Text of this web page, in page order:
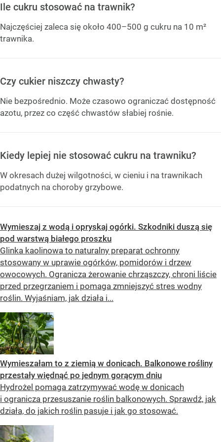
Ile cukru stosować na trawnik?
Najczęściej zaleca się około 400–500 g cukru na 10 m²
trawnika.
Czy cukier niszczy chwasty?
Nie bezpośrednio. Może czasowo ograniczać dostępność
azotu, przez co część chwastów słabiej rośnie.
Kiedy lepiej nie stosować cukru na trawniku?
W okresach dużej wilgotności, w cieniu i na trawnikach
podatnych na choroby grzybowe.
Wymieszaj z wodą i opryskaj ogórki. Szkodniki duszą się
pod warstwą białego proszku
Glinka kaolinowa to naturalny preparat ochronny
stosowany w uprawie ogórków, pomidorów i drzew
owocowych. Ogranicza żerowanie chrząszczy, chroni liście
przed przegrzaniem i pomaga zmniejszyć stres wodny
roślin. Wyjaśniam, jak działa i...
Wymieszałam to z ziemią w donicach. Balkonowe rośliny
przestały więdnąć po jednym gorącym dniu
Hydrożel pomaga zatrzymywać wodę w donicach
i ogranicza przesuszanie roślin balkonowych. Sprawdź, jak
działa, do jakich roślin pasuje i jak go stosować.